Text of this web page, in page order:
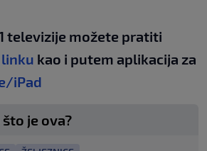
televizije možete pratiti
kao i putem aplikacija za
iPad
je ova?